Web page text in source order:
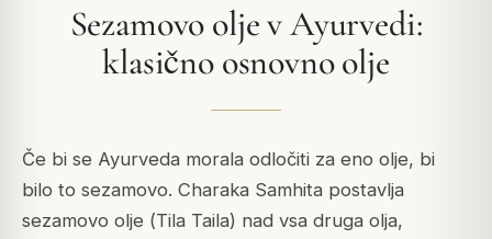
Sezamovo olje v Ayurvedi:
klasično osnovno olje
Če bi se Ayurveda morala odločiti za eno olje, bi
bilo to sezamovo. Charaka Samhita postavlja
sezamovo olje (Tila Taila) nad vsa druga olja,